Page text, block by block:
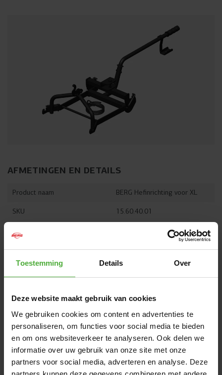
Toestemming Details Over
Deze website maakt gebruik van cookies
We gebruiken cookies om content en advertenties te
personaliseren, om functies voor social media te bieden
en om ons websiteverkeer te analyseren. Ook delen we
informatie over uw gebruik van onze site met onze
partners voor social media, adverteren en analyse. Deze
AFMETINGEN EN DETAILS
Product naam BERG Hefinrichting voor XL
SKU 15.60.40.01
Bekijk alle afmetingen en details
VAAK SAMEN GEKOCHT MET